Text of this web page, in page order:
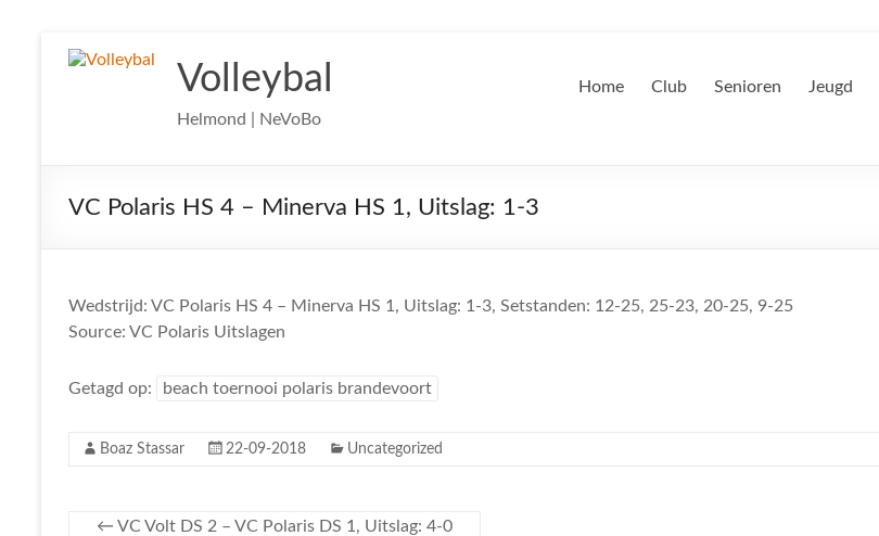
naar
Volleybal
Helmond | NeVoBo
Home Club Senioren Jeugd
VC Polaris HS 4 – Minerva HS 1, Uitslag: 1-3
Wedstrijd: VC Polaris HS 4 – Minerva HS 1, Uitslag: 1-3, Setstanden: 12-25, 25-23, 20-25, 9-25
Source: VC Polaris Uitslagen
Getagd op: beach toernooi polaris brandevoort
Boaz Stassar 22-09-2018 Uncategorized
← VC Volt DS 2 – VC Polaris DS 1, Uitslag: 4-0